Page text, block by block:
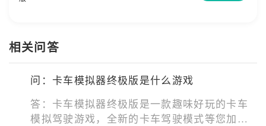
相关问答
问：卡车模拟器终极版是什么游戏
答：卡车模拟器终极版是一款趣味好玩的卡车
模拟驾驶游戏，全新的卡车驾驶模式等您加